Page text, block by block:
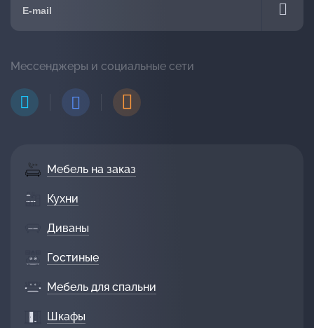
Мебель на заказ
Кухни
Диваны
Гостиные
Мебель для спальни
Шкафы
Мессенджеры и социальные сети